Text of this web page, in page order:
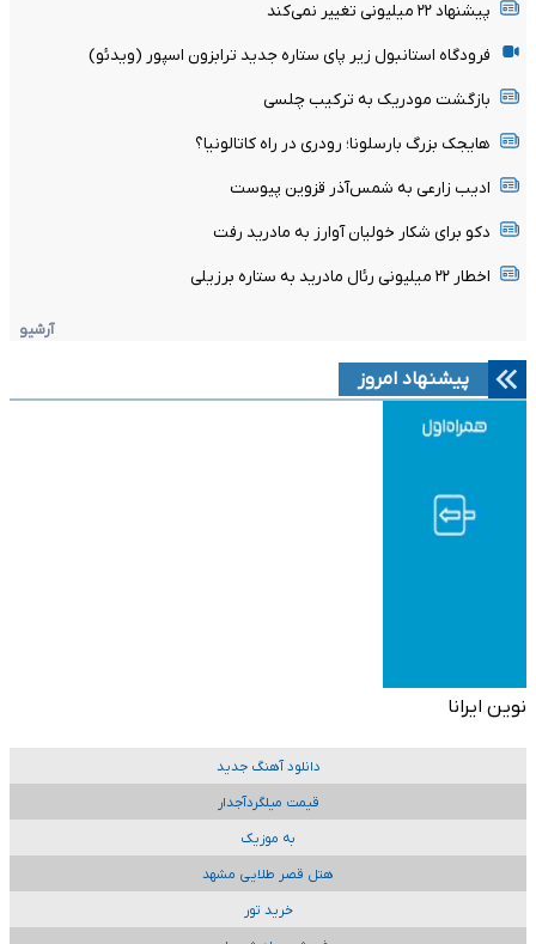
پیشنهاد ۲۲ میلیونی تغییر نمی‌کند
فرودگاه استانبول زیر پای ستاره جدید ترابزون اسپور (ویدئو)
بازگشت مودریک به ترکیب چلسی
هایجک بزرگ بارسلونا؛ رودری در راه کاتالونیا؟
ادیب زارعی به شمس‌آذر قزوین پیوست
دکو برای شکار خولیان آوارز به مادرید رفت
اخطار ۲۲ میلیونی رئال مادرید به ستاره برزیلی
آرشیو
پیشنهاد امروز
نوین ایرانا
دانلود آهنگ جدید
قیمت میلگردآجدار
به موزیک
هتل قصر طلایی مشهد
خرید تور